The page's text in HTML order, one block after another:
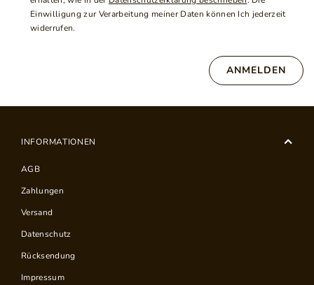
Einwilligung zur Verarbeitung meiner Daten können Ich jederzeit
widerrufen.
ANMELDEN
INFORMATIONEN
AGB
Zahlungen
Versand
Datenschutz
Rücksendung
Impressum